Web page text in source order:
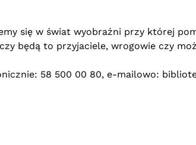
się w świat wyobraźni przy której
będą to przyjaciele, wrogowie czy
58 500 00 80, e-mailowo: